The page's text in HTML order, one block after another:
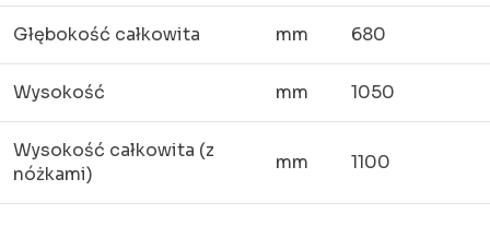
Głębokość całkowita mm 680
Wysokość mm 1050
Wysokość całkowita (z
nóżkami)
mm 1100